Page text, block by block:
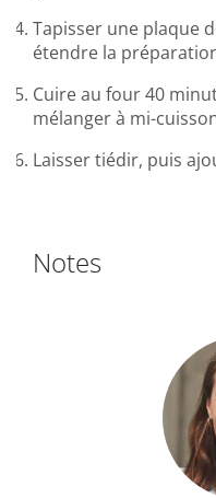
Tapisser une plaque
étendre la
Cuire au four 40
mélanger à mi-
Laisser tiédir, puis
Notes